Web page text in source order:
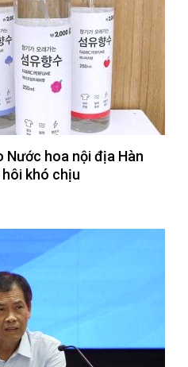
Nước hoa nội địa Hàn
khó chịu